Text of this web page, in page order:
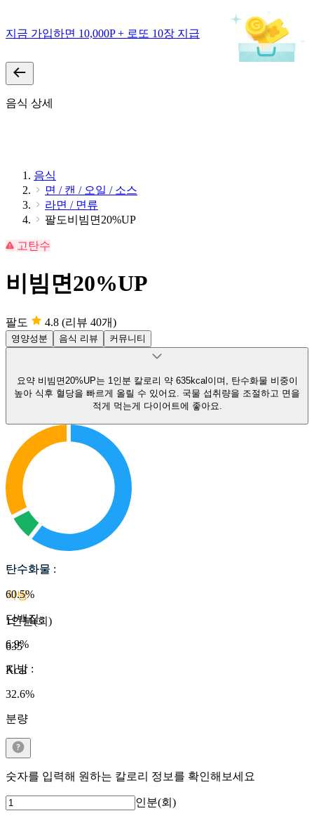
지금 가입하면 10,000P + 로또 10장 지급
음식 상세
음식
면 / 캔 / 오일 / 소스
라면 / 면류
팔도비빔면20%UP
고탄수
비빔면20%UP
팔도 4.8 (리뷰 40개)
영양성분 음식 리뷰 커뮤니티
요약 비빔면20%UP는 1인분 칼로리 약 635kcal이며, 탄수화물 비중이
높아 식후 혈당을 빠르게 올릴 수 있어요. 국물 섭취량을 조절하고 면을
적게 먹는게 다이어트에 좋아요.
탄수화물
지방
1인분(회)
635
Kcal
탄수화물 :
60.5%
단백질:
6.9%
지방 :
32.6%
분량
숫자를 입력해 원하는 칼로리 정보를 확인해보세요
인분(회)